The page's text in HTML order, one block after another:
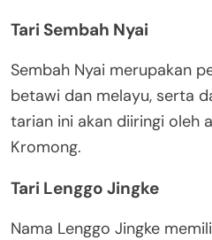
Tari Sembah Nyai
Sembah Nyai merupakan
betawi dan melayu, serta
tarian ini akan diiringi oleh
Kromong.
Tari Lenggo Jingke
Nama Lenggo Jingke